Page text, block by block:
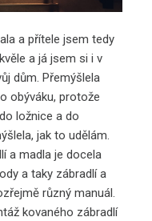
a přítele jsem tedy
a já jsem si i v
dům. Přemýšlela
obýváku, protože
ložnice a do
jak to udělám.
a madla je docela
a taky zábradlí a
různý manuál.
kovaného zábradlí